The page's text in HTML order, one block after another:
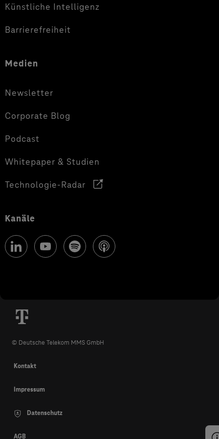
Künstliche Intelligenz
Barrierefreiheit
Medien
Newsletter
Corporate Blog
Podcast
Whitepaper & Studien
Technologie-Radar
Kanäle
© Deutsche Telekom MMS GmbH
Kontakt
Impressum
Datenschutz
AGB